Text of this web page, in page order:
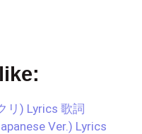
リ) Lyrics 歌詞
Ver.) Lyrics